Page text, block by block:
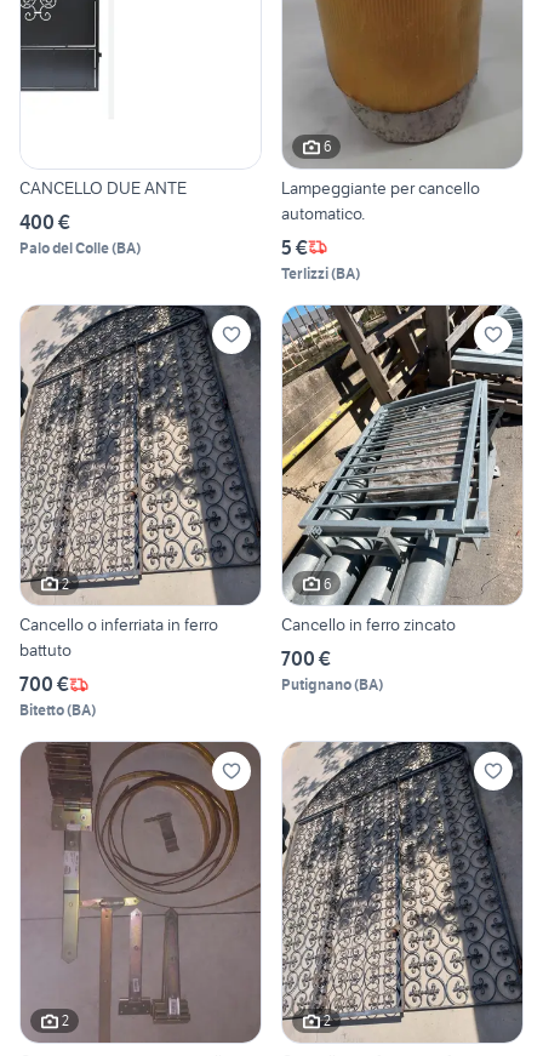
CANCELLO DUE ANTE
400 €
Palo del Colle(BA)
6
Lampeggiante per cancello
automatico.
5 €
Terlizzi(BA)
2
Cancello o inferriata in ferro
battuto
700 €
Bitetto(BA)
6
Cancello in ferro zincato
700 €
Putignano(BA)
2 2